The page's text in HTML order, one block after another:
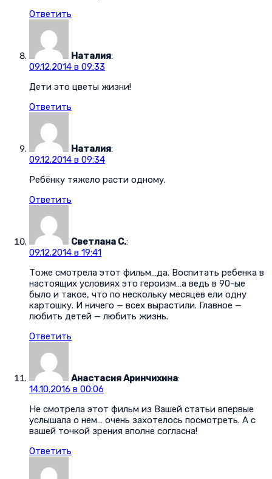
Ответить
Наталия:
09.12.2014 в 09:33
Дети это цветы жизни!
Ответить
Наталия:
09.12.2014 в 09:34
Ребёнку тяжело расти одному.
Ответить
Светлана С.:
09.12.2014 в 19:41
Тоже смотрела этот фильм…да. Воспитать ребенка в
настоящих условиях это героизм…а ведь в 90-ые
было и такое, что по нескольку месяцев ели одну
картошку. И ничего — всех вырастили. Главное —
любить детей — любить жизнь.
Ответить
Анастасия Аринчихина:
14.10.2016 в 00:06
Не смотрела этот фильм из Вашей статьи впервые
услышала о нем… очень захотелось посмотреть. А с
вашей точкой зрения вполне согласна!
Ответить